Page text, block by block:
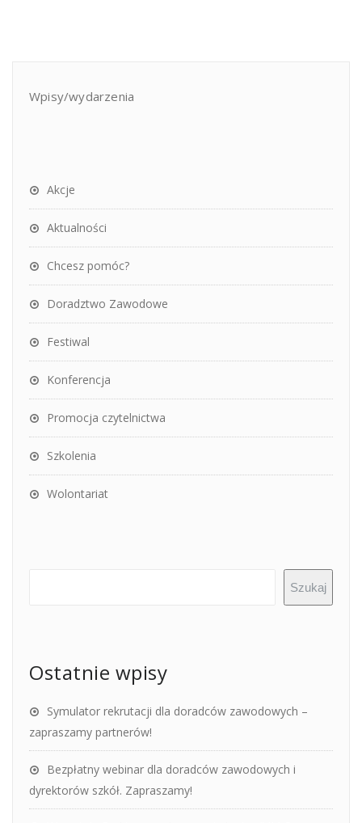
Wpisy/wydarzenia
Akcje
Aktualności
Chcesz pomóc?
Doradztwo Zawodowe
Festiwal
Konferencja
Promocja czytelnictwa
Szkolenia
Wolontariat
Szukaj
Ostatnie wpisy
Symulator rekrutacji dla doradców zawodowych –
zapraszamy partnerów!
Bezpłatny webinar dla doradców zawodowych i
dyrektorów szkół. Zapraszamy!